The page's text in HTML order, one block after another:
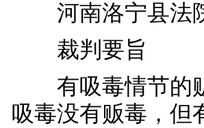
河南洛宁县法
裁判要旨
有吸毒情节的
吸毒没有贩毒，但